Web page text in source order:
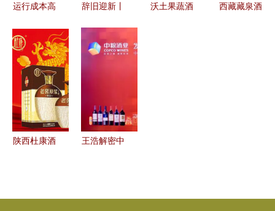
运行成本高
锋酒业专卖
店扩展按下
暂停键
辞旧迎新丨
业集团祝全
沃土果蔬酒
西藏藏泉酒
陕西杜康酒
王浩解密中